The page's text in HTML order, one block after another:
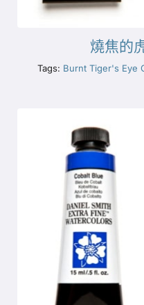
燒焦的
Tags: Burnt Tiger's Eye